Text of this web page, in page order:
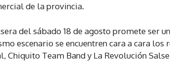
de la provincia.
del sábado 18 de agosto promete ser
escenario se encuentren cara a cara
Chiquito Team Band y La Revolución